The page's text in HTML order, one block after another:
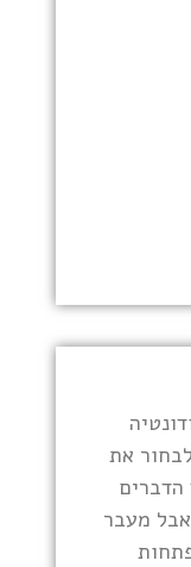
את
הדברים
מעבר